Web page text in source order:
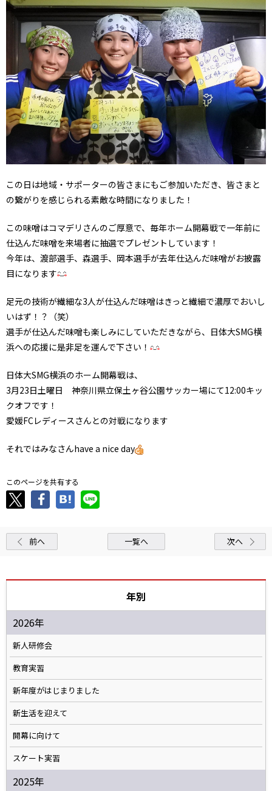
この日は地域・サポーターの皆さまにもご参加いただき、皆さまと
の繋がりを感じられる素敵な時間になりました！
この味噌はコマデリさんのご厚意で、毎年ホーム開幕戦で一年前に
仕込んだ味噌を来場者に抽選でプレゼントしています！
今年は、渡部選手、森選手、岡本選手が去年仕込んだ味噌がお披露
目になります
足元の技術が繊細な3人が仕込んだ味噌はきっと繊細で濃厚でおいし
いはず！？（笑）
選手が仕込んだ味噌も楽しみにしていただきながら、日体大SMG横
浜への応援に是非足を運んで下さい！
日体大SMG横浜のホーム開幕戦は、
3月23日土曜日 神奈川県立保土ヶ谷公園サッカー場にて12:00キッ
クオフです！
愛媛FCレディースさんとの対戦になります
それではみなさんhave a nice day
このページを共有する
前へ 一覧へ 次へ
年別
2026年
新人研修会
教育実習
新年度がはじまりました
新生活を迎えて
開幕に向けて
スケート実習
2025年